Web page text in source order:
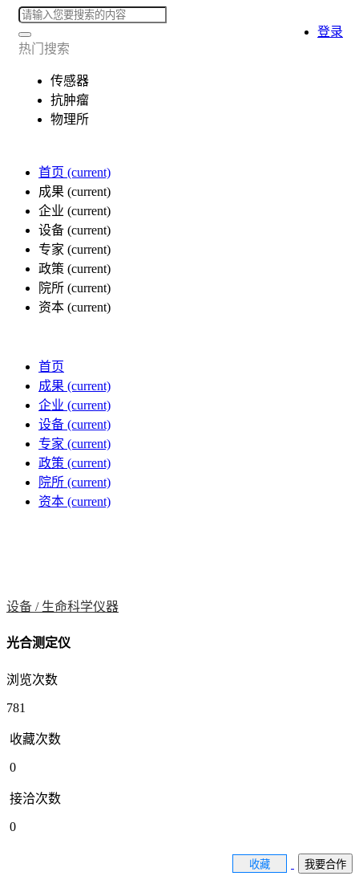
热门搜索
传感器
抗肿瘤
物理所
首页 (current)
成果 (current)
企业 (current)
设备 (current)
专家 (current)
政策 (current)
院所 (current)
资本 (current)
登录
首页
成果 (current)
企业 (current)
设备 (current)
专家 (current)
政策 (current)
院所 (current)
资本 (current)
设备 / 生命科学仪器
光合测定仪
浏览次数
781
收藏次数
0
接洽次数
0
收藏 我要合作